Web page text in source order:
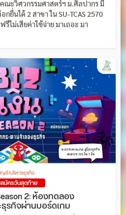
คณะวิศวกรรมศาสตร์ฯ ม.ศิลปากร มี
กยื่นได้ 2 สาขา ใน SU-TCAS 2570
ไม่เสียค่าใช้จ่าย มาเถอะ มา
ชี/บริหารธุรกิจ
มัครวันสุดท้าย
2: ห้องทดลอง
ธุรกิจผ่านบอร์ดเกม